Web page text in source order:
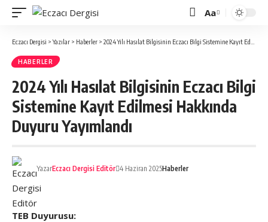
Font
Aa
Eczacı Dergisi >Yazılar > Haberler > 2024 Yılı Hasılat Bilgisinin Eczacı Bilgi Sistemine Kayıt Edilmesi Hakkında Duyuru Yayımlandı
HABERLER
2024 Yılı Hasılat Bilgisinin Eczacı Bilgi
Sistemine Kayıt Edilmesi Hakkında
Duyuru Yayımlandı
YazarEczacı Dergisi Editör 4 Haziran 2025Haberler
TEB Duyurusu: